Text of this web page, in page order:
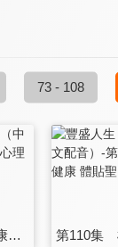
73 - 108
第109集 檢視心理健康，健康的心思